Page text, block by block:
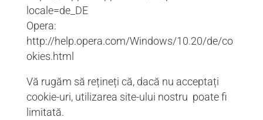
locale=de_DE
Opera:
http://help.opera.com/Windows/10.20/de/co
okies.html
Vă rugăm să rețineți că, dacă nu acceptați
cookie-uri, utilizarea site-ului nostru poate fi
limitată.